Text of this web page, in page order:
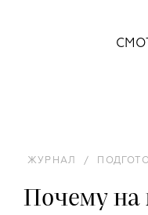
ЖУРНАЛ /
Почему